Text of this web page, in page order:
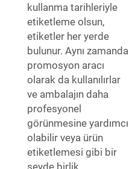
kullanma tarihleriyle
etiketleme olsun,
etiketler her yerde
bulunur. Aynı zamanda
promosyon aracı
olarak da kullanılırlar
ve ambalajın daha
profesyonel
görünmesine yardımcı
olabilir veya ürün
etiketlemesi gibi bir
şeyde birlik